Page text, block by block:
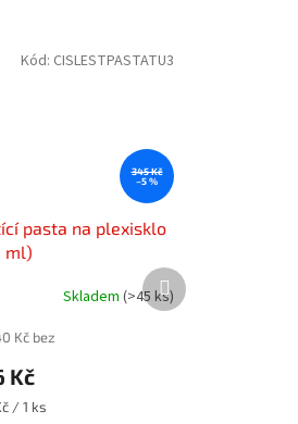
345 Kč
–5 %
pasta na plexisklo
ml)
Skladem (>45 ks)
Kč bez
Kč
/ 1 ks
Kód: CISLESTPASTATU3
Další
produkt